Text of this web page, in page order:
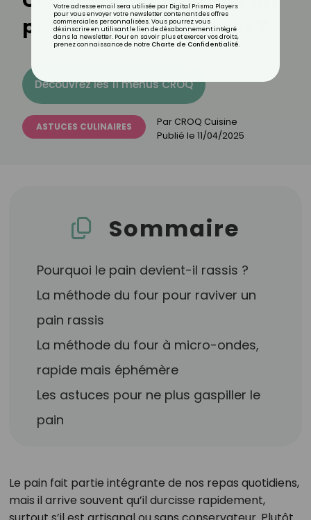
pain rassis en pain frais ?
Découvrez les 11 menus CROQ
ASTUCES CULINAIRES Par CROQ Cuisine
Publié le 11/04/2025
Sommaire
Pourquoi le pain devient-il rassis ?
La méthode du four pour raviver un
pain rassis
La méthode du four à micro-ondes,
rapide mais éphémère
Les astuces pour ne plus gaspiller le
pain
Le pain fait partie intégrante de nos repas quotidiens,
mais il arrive souvent qu’il durcisse rapidement,
Votre adresse email sera utilisée par Digital Prisma Players
pour vous envoyer votre newsletter contenant des offres
commerciales personnalisées. Vous pourrez vous
désinscrire en utilisant le lien de désabonnement intégré
dans la newsletter. Pour en savoir plus et exercer vos droits,
prenez connaissance de notre Charte de Confidentialité.